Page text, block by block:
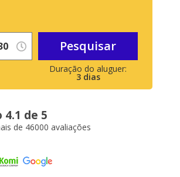
Hrvatski
3 dias
Pesquisar
4.1 de 5
de 46000 avaliações